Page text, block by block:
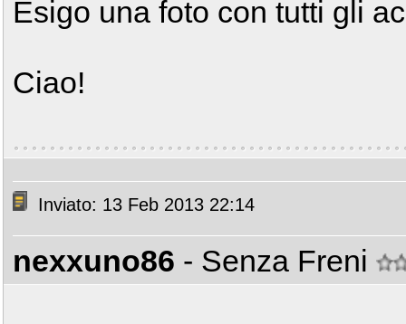
Esigo una foto con tutti gli
Ciao!
Inviato: 13 Feb 2013 22:14
nexxuno86 - Senza Freni